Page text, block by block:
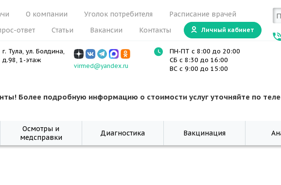
О компании Уголок потребителя
Расписание врачей
ответ
Статьи Вакансии Контакты Личный кабинет
г. Тула, ул. Болдина,
д.98, 1-этаж
virmed@yandex.ru
ПН-ПТ с 8:00 до 20:00
СБ с 8:30 до 16:00
ВС с 9:00 до 15:00
Более подробную информацию о стоимости услуг уточняйте по
Осмотры и
медсправки
Диагностика Вакцинация